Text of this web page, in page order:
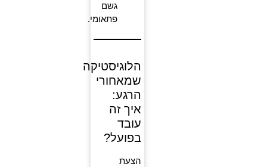
גשם
פתאומי.
הלוגיסטיקה
שמאחורי
הרגע:
איך זה
עובד
בפועל?
הצעת